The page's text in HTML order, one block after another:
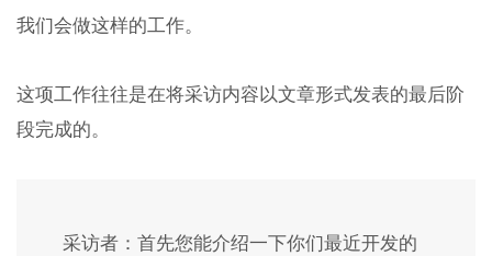
我们会做这样的工作。
这项工作往往是在将采访内容以文章形式发表的最后阶
段完成的。
采访者：首先您能介绍一下你们最近开发的